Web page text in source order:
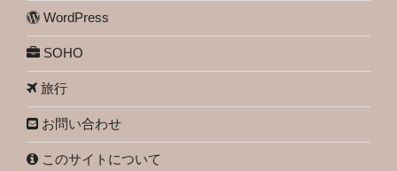
WordPress
SOHO
旅行
お問い合わせ
このサイトについて